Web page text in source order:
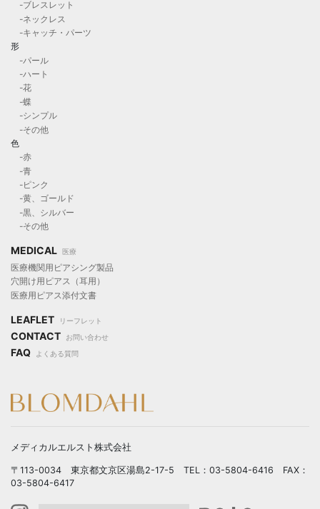
-ブレスレット
-ネックレス
-キャッチ・パーツ
形
-パール
-ハート
-花
-蝶
-シンプル
-その他
色
-赤
-青
-ピンク
-黄、ゴールド
-黒、シルバー
-その他
MEDICAL 医療
医療機関用ピアシング製品
穴開け用ピアス（耳用）
医療用ピアス添付文書
LEAFLET リーフレット
CONTACT お問い合わせ
FAQ よくある質問
メディカルエルスト株式会社
〒113-0034 東京都文京区湯島2-17-5 TEL：03-5804-6416 FAX：
03-5804-6417